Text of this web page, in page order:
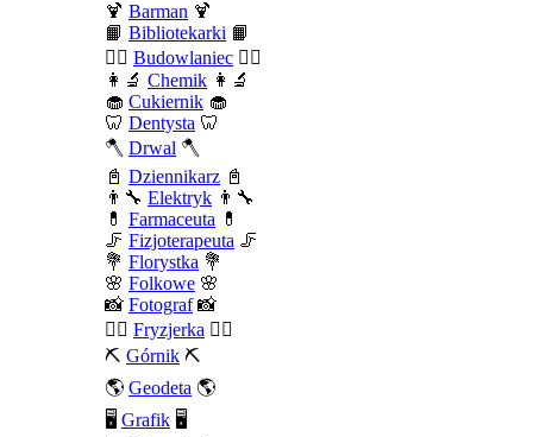
🍹 Barman 🍹
📙 Bibliotekarki 📙
👷‍♂️ Budowlaniec 👷‍♂️
👩‍🔬 Chemik 👩‍🔬
🧁 Cukiernik 🧁
🦷 Dentysta 🦷
🪓 Drwal 🪓
📓 Dziennikarz 📓
👨‍🔧 Elektryk 👨‍🔧
💊 Farmaceuta 💊
🦵 Fizjoterapeuta 🦵
💐 Florystka 💐
🌸 Folkowe 🌸
📸 Fotograf📸
💇‍♀️ Fryzjerka 💇‍♀️
⛏️ Górnik ⛏️
🌎 Geodeta 🌎
🖥️ Grafik 🖥️